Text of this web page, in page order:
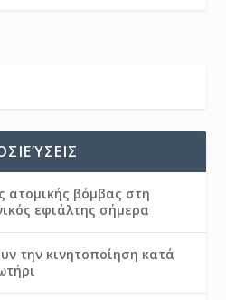
ατομικής βόμβας στη
εφιάλτης σήμερα
την κινητοποίηση κατά